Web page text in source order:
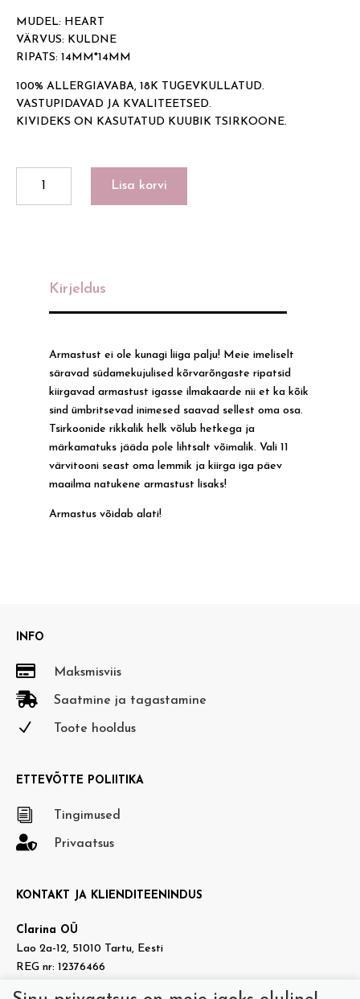
MUDEL: HEART
VÄRVUS: KULDNE
RIPATS: 14MM*14MM
100% ALLERGIAVABA, 18K TUGEVKULLATUD.
VASTUPIDAVAD JA KVALITEETSED.
KIVIDEKS ON KASUTATUD KUUBIK TSIRKOONE.
Lisa korvi
Kirjeldus
Armastust ei ole kunagi liiga palju! Meie imeliselt
säravad südamekujulised kõrvarõngaste ripatsid
kiirgavad armastust igasse ilmakaarde nii et ka kõik
sind ümbritsevad inimesed saavad sellest oma osa.
Tsirkoonide rikkalik helk võlub hetkega ja
märkamatuks jääda pole lihtsalt võimalik. Vali 11
värvitooni seast oma lemmik ja kiirga iga päev
maailma natukene armastust lisaks!
Armastus võidab alati!
INFO
 Maksmisviis
 Saatmine ja tagastamine
N Toote hooldus
ETTEVÕTTE POLIITIKA
i Tingimused
 Privaatsus
KONTAKT JA KLIENDITEENINDUS
Clarina OÜ
Lao 2a-12, 51010 Tartu, Eesti
REG nr: 12376466